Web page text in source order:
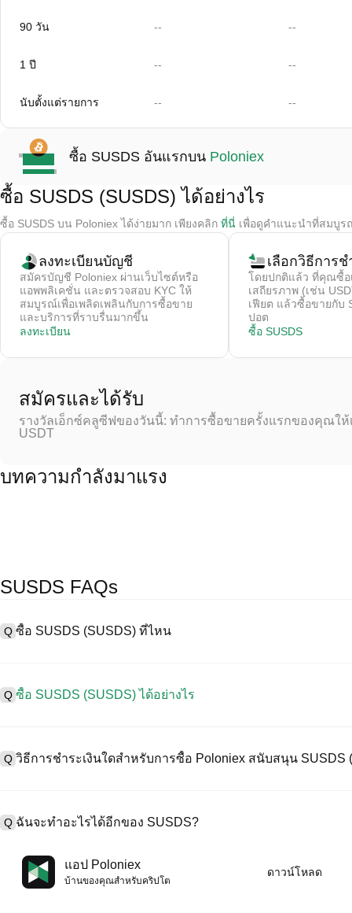
90 วัน -- --
1 ปี -- --
นับตั้งแต่รายการ -- --
ซื้อ SUSDS อันแรกบน Poloniex
ซื้อ SUSDS (SUSDS) ได้อย่างไร
ซื้อ SUSDS บน Poloniex ได้ง่ายมาก เพียงคลิก ที่นี่ เพื่อดูคำแนะนำที่สมบูร
ลงทะเบียนบัญชี
สมัครบัญชี Poloniex ผ่านเว็บไซต์หรือ
แอพพลิเคชั่น และตรวจสอบ KYC ให้
สมบูรณ์เพื่อเพลิดเพลินกับการซื้อขาย
และบริการที่ราบรื่นมากขึ้น
ลงทะเบียน
เลือกวิธีการชํ
โดยปกติแล้ว ที่คุณซื้อ
เสถียรภาพ (เช่น
เฟียต แล้วซื้อขายกับ
ปอต
ซื้อ SUSDS
สมัครและได้รับ
รางวัลเอ็กซ์คลูซีฟของวันนี้: ทำการซื้อขายครั้งแรกของคุณใ
USDT
บทความกำลังมาแรง
SUSDS FAQs
Q ซื้อ SUSDS (SUSDS) ที่ไหน
งานง่าย สภาพคล่องสูง และเครื่องมือการซื้อขายที่หลากหลายเพื่อลด
ริปโทเคอร์เรนซีที่หลากหลาย รวมทั้ง SUSDS, และให้ค่าธรรมเนียมก
1. สร้างบัญชีและตรวจสอบ KYC ให้สมบูรณ์
2. ทุนในบัญชีของคุณด้วยเคอร์เรนซีเฟียตและคริปโทเคอร์เรนซี
Q ซื้อ SUSDS (SUSDS) ได้อย่างไร
ทรัพย์สินดิจิทัลคุณภาพสูงมากมาย
Q วิธีการชำระเงินใดสำหรับการซื้อ Poloniex สนับสนุน SUSDS
1) บัตรเครดิต/เดบิต (เช่น Visa และ Mastercard) เพื่อซื้อเหรียญเสถียร
4) การซื้อขายแบบ OTC สำหรับการซื้อขายแต่ละบล็อกที่มากกว่า
Q ฉันจะทำอะไรได้อีกของ SUSDS?
คุณสามารถซื้อขายล่วงหน้ากับ USDT หรือ USDC
เพิ่มมูลค่าคริปโตของคุณด้วยผลตอบแทนแบบพาสซีฟ
แอป Poloniex
บ้านของคุณสําหรับคริปโต
ดาวน์โหลด